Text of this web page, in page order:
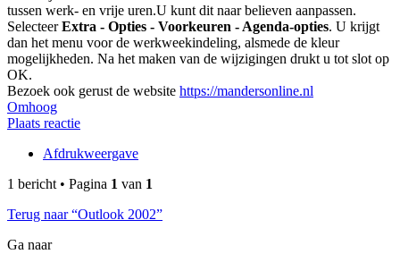
tussen werk- en vrije uren.U kunt dit naar believen aanpassen.
SelecteerExtra - Opties - Voorkeuren - Agenda-opties. U krijgt
dan het menu voor de werkweekindeling, alsmede de kleur
mogelijkheden. Na het maken van de wijzigingen drukt u tot slot op
OK.
Bezoek ook gerust de website https://mandersonline.nl
Omhoog
Plaats reactie
Afdrukweergave
1 bericht • Pagina 1 van 1
Terug naar “Outlook 2002”
Ga naar